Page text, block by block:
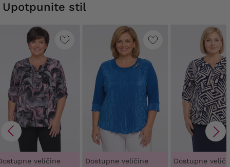
Upotpunite stil
veličine Dostupne veličine Dostupne